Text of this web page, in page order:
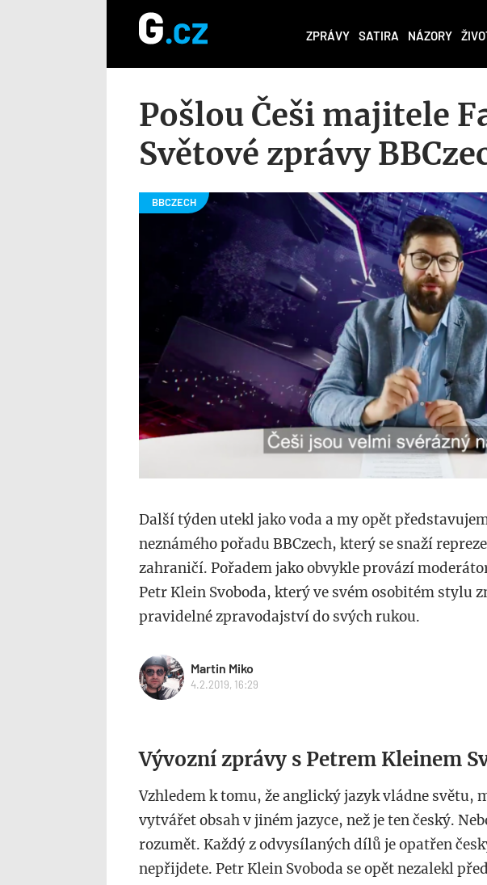
ZPRÁVY SATIRA NÁZORY
Pošlou Češi majitele
Světové zprávy
Další týden utekl jako voda a my opět
neznámého pořadu BBCzech, který se snaží
zahraničí. Pořadem jako obvykle provází
Petr Klein Svoboda, který ve svém osobitém stylu
pravidelné zpravodajství do svých rukou.
Martin Miko
4.2.2019, 16:29
Vývozní zprávy s Petrem Kleinem
Vzhledem k tomu, že anglický jazyk vládne světu,
vytvářet obsah v jiném jazyce, než je ten český.
rozumět. Každý z odvysílaných dílů je opatřen
nepřijdete. Petr Klein Svoboda se opět nezalekl